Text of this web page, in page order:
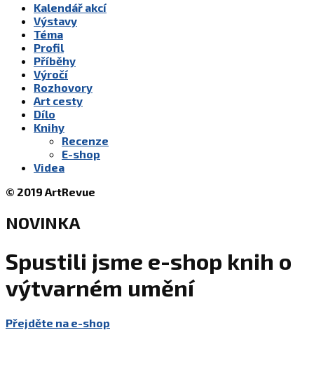
Kalendář akcí
Výstavy
Téma
Profil
Příběhy
Výročí
Rozhovory
Art cesty
Dílo
Knihy
Recenze
E-shop
Videa
© 2019 ArtRevue
NOVINKA
Spustili jsme e-shop knih o
výtvarném umění
Přejděte na e-shop